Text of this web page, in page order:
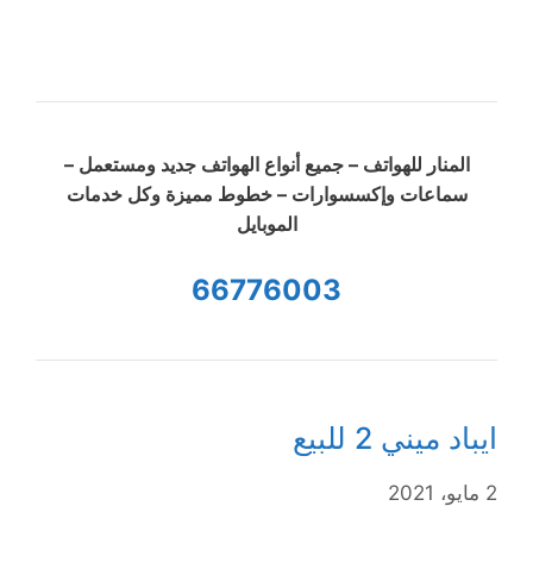
المنار للهواتف – جميع أنواع الهواتف جديد ومستعمل –
سماعات وإكسسوارات – خطوط مميزة وكل خدمات
الموبايل
66776003
ايباد ميني 2 للبيع
2 مايو، 2021